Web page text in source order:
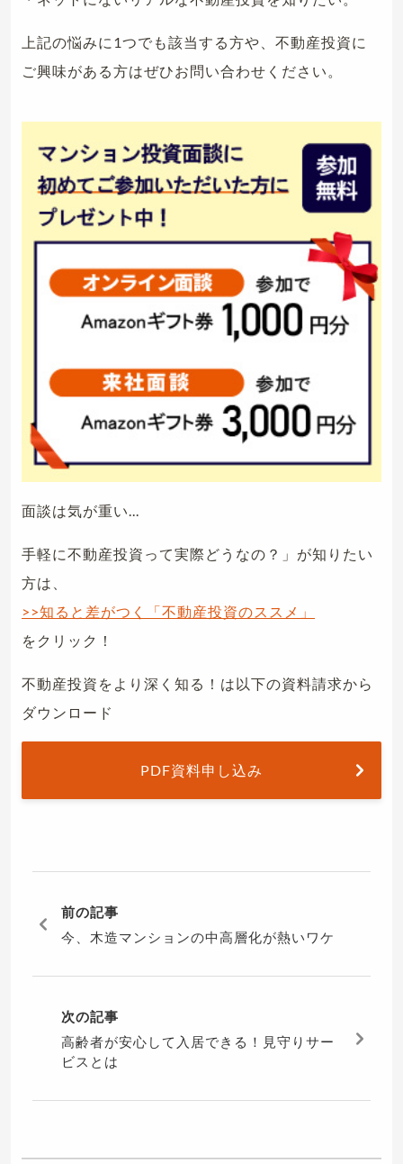
上記の悩みに1つでも該当する方や、不動産投資に
ご興味がある方はぜひお問い合わせください。
面談は気が重い...
手軽に不動産投資って実際どうなの？」が知りたい
方は、
>>知ると差がつく「不動産投資のススメ」
をクリック！
不動産投資をより深く知る！は以下の資料請求から
ダウンロード
PDF資料申し込み
前の記事
今、木造マンションの中高層化が熱いワケ
次の記事
高齢者が安心して入居できる！見守りサー
ビスとは